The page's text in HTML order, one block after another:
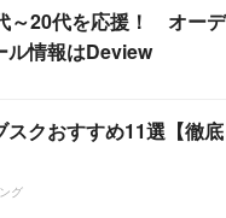
～20代を応援！ オーデ
ル情報はDeview
スクおすすめ11選【徹底
グ